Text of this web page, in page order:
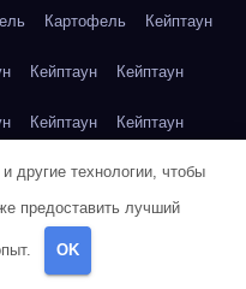
Картофель Кейптаун
Кейптаун Кейптаун
Кейптаун Кейптаун
Кейптаун Кейптаун
Кейптаун
Клубника
другие технологии, чтобы
предоставить лучший
OK